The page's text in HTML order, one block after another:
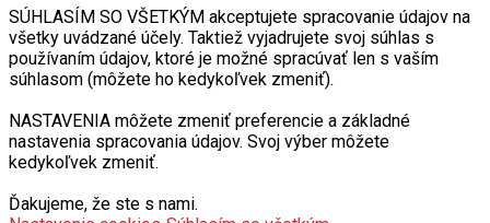
SÚHLASÍM SO VŠETKÝM akceptujete spracovanie údajov na
všetky uvádzané účely. Taktiež vyjadrujete svoj súhlas s
používaním údajov, ktoré je možné spracúvať len s vaším
súhlasom (môžete ho kedykoľvek zmeniť).
NASTAVENIA môžete zmeniť preferencie a základné
nastavenia spracovania údajov. Svoj výber môžete
kedykoľvek zmeniť.
Ďakujeme, že ste s nami.